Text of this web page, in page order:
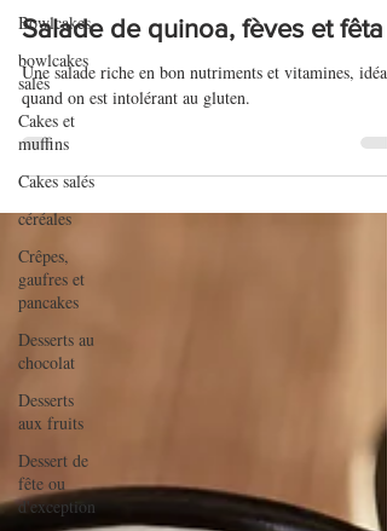
Bowlcakes
bowlcakes
salés
Cakes et
muffins
Cakes salés
céréales
Crêpes,
gaufres et
pancakes
Desserts au
chocolat
Desserts
aux fruits
Dessert de
fête ou
d'exception
7 juin 2022
Salade de quinoa, fèves et fêta
Une salade riche en bon nutriments et vitamines, idéale
quand on est intolérant au gluten.